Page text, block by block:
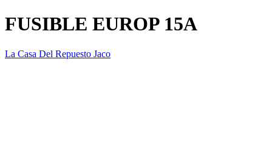
FUSIBLE EUROP 15A
La Casa Del Repuesto Jaco